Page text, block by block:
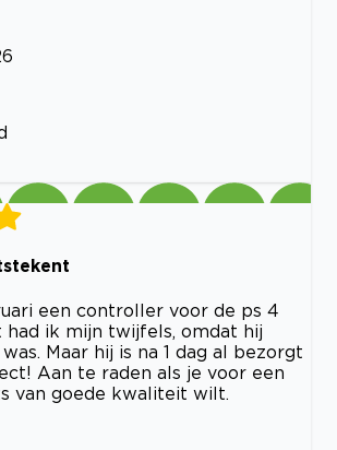
een controller voor de ps 4
had ik mijn twijfels, omdat hij
Maar hij is na 1 dag al bezorgt
Aan te raden als je voor een
van goede kwaliteit wilt.